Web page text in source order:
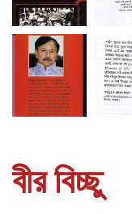
বীর বিচ্ছু